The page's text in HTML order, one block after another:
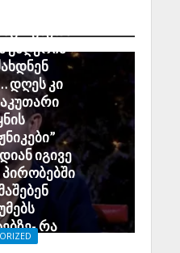
2022
რუსეთში
უმღერია
დღეს კი
იგივე
რა
რა